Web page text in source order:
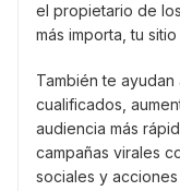
el propietario de
más importa, tu
También te
cualificados,
audiencia más
campañas virales
sociales y